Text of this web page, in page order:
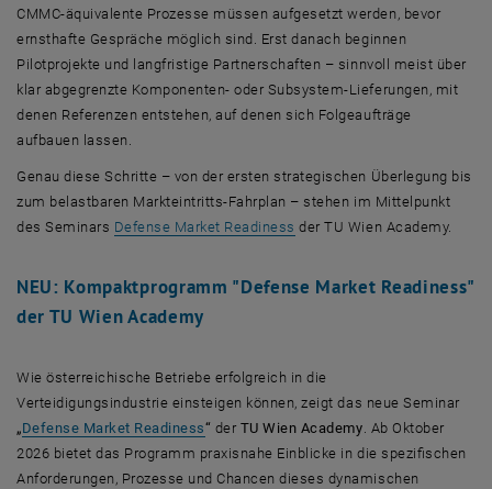
CMMC-äquivalente Prozesse müssen aufgesetzt werden, bevor
ernsthafte Gespräche möglich sind. Erst danach beginnen
Pilotprojekte und langfristige Partnerschaften – sinnvoll meist über
klar abgegrenzte Komponenten- oder Subsystem-Lieferungen, mit
denen Referenzen entstehen, auf denen sich Folgeaufträge
aufbauen lassen.
Genau diese Schritte – von der ersten strategischen Überlegung bis
zum belastbaren Markteintritts-Fahrplan – stehen im Mittelpunkt
des Seminars Defense Market Readiness , öffnet eine externe URL in
der TU Wien Academy.
NEU: Kompaktprogramm "Defense Market Readiness"
der TU Wien Academy
Wie österreichische Betriebe erfolgreich in die
Verteidigungsindustrie einsteigen können, zeigt das neue Seminar
„Defense Market Readiness“ der TU Wien Academy. Ab Oktober
2026 bietet das Programm praxisnahe Einblicke in die spezifischen
Anforderungen, Prozesse und Chancen dieses dynamischen